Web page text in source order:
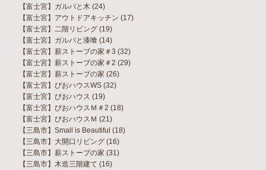
【富士宮】ガルバと木 (24)
【富士宮】アウトドアキッチン (17)
【富士宮】二階リビング (19)
【富士宮】ガルバと漆喰 (14)
【富士宮】薪ストーブの家＃3 (32)
【富士宮】薪ストーブの家＃2 (29)
【富士宮】薪ストーブの家 (26)
【富士宮】びおハウスWS (32)
【富士宮】びおハウス (19)
【富士宮】びおハウスＭ＃2 (18)
【富士宮】びおハウスＭ (21)
【三島市】Small is Beautiful (18)
【三島市】大開口リビング (16)
【三島市】薪ストーブの家 (31)
【三島市】木造三階建て (16)